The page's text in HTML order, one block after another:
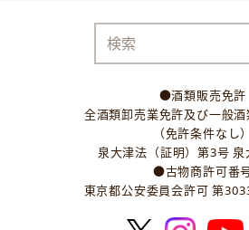
●酒類販売免許
全酒類卸売業免許及び一般
（免許条件なし）
泉大津法（証明）第3号 泉
●古物商許可番
東京都公安委員会許可 第